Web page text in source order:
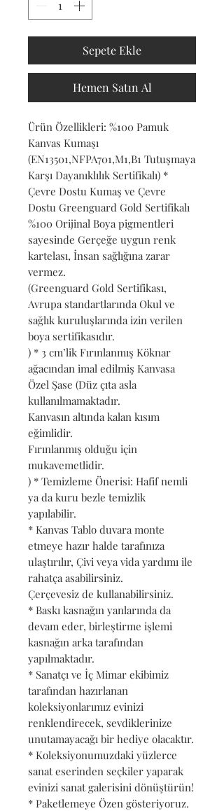
Sepete Ekle
Hemen Satın Al
Ürün Özellikleri: %100 Pamuk
Kanvas Kumaşı
(EN13501,NFPA701,M1,B1 Tutuşmaya
Karşı Dayanıklılık Sertifikalı) *
Çevre Dostu Kumaş ve Çevre
Dostu Greenguard Gold Sertifikalı
%100 Orijinal Boya pigmentleri
sayesinde Gerçeğe uygun renk
kartelası, İnsan sağlığına zarar
vermez.
(Greenguard Gold Sertifikası,
Avrupa standartlarında Okul ve
sağlık kuruluşlarında izin verilen
boya sertifikasıdır.
) * 3 cm’lik Fırınlanmış Köknar
ağacından imal edilmiş Kanvasa
Özel Şase (Düz çıta asla
kullanılmamaktadır.
Kanvasın altında kalan kısım
eğimlidir.
Fırınlanmış olduğu için
mukavemetlidir.
) * Temizleme Önerisi: Hafif nemli
ya da kuru bezle temizlik
yapılabilir.
* Kanvas Tablo duvara monte
etmeye hazır halde tarafınıza
ulaştırılır, Çivi veya vida yardımı ile
rahatça asabilirsiniz.
Çerçevesiz de kullanabilirsiniz.
* Baskı kasnağın yanlarında da
devam eder, birleştirme işlemi
kasnağın arka tarafından
yapılmaktadır.
* Sanatçı ve İç Mimar ekibimiz
tarafından hazırlanan
koleksiyonlarımız evinizi
renklendirecek, sevdiklerinize
unutamayacağı bir hediye olacaktır.
* Koleksiyonumuzdaki yüzlerce
sanat eserinden seçkiler yaparak
evinizi sanat galerisini dönüştürün!
* Paketlemeye Özen gösteriyoruz.